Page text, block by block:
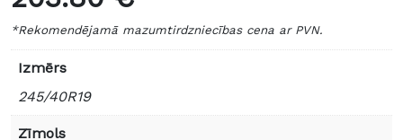
*Rekomendējamā mazumtirdzniecības cena ar PVN.
Izmērs
245/40R19
Zīmols